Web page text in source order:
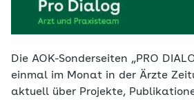
Die AOK-Sonderseiten „PRO
einmal im Monat in der Ärzte
aktuell über Projekte,